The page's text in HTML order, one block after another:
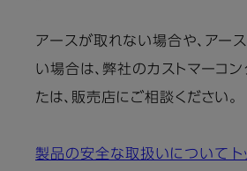
アースが取れない場合や、アー
い場合は、弊社のカストマーコン
たは、販売店にご相談ください。
製品の安全な取扱いについて ト